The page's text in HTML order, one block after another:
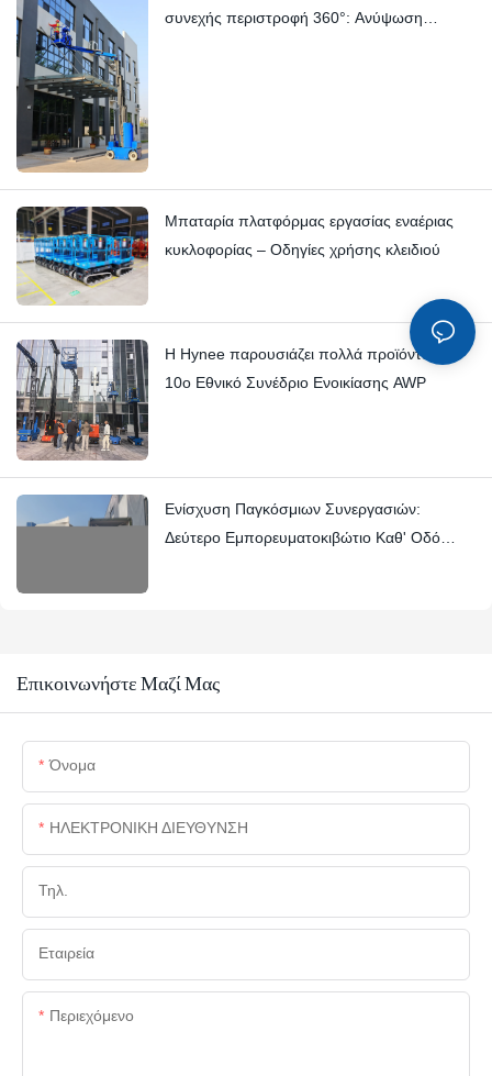
συνεχής περιστροφή 360°: Ανύψωση
Μπαταρία πλατφόρμας εργασίας εναέριας
κυκλοφορίας – Οδηγίες χρήσης κλειδιού
Η Hynee παρουσιάζει πολλά προϊόντα στο
10ο Εθνικό Συνέδριο Ενοικίασης AWP
Ενίσχυση Παγκόσμιων Συνεργασιών:
Δεύτερο Εμπορευματοκιβώτιο Καθ' Οδό
Επικοινωνήστε Μαζί Μας
Όνομα
ΗΛΕΚΤΡΟΝΙΚΗ ΔΙΕΥΘΥΝΣΗ
Τηλ.
Εταιρεία
Περιεχόμενο